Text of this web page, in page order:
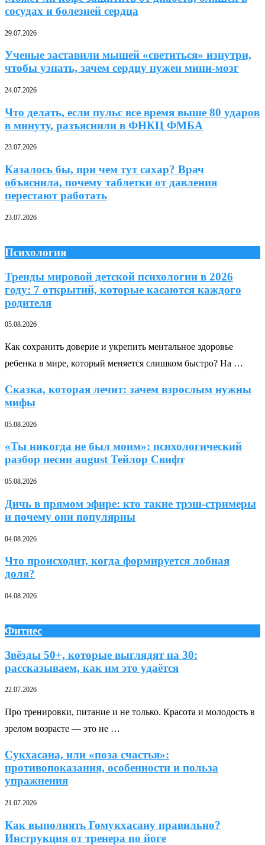
сосудах и болезней сердца
29.07.2026
Ученые заставили мышей «светиться» изнутри,
чтобы узнать, зачем сердцу нужен мини-мозг
24.07.2026
Что делать, если пульс все время выше 80 ударов
в минуту, разъяснили в ФНКЦ ФМБА
23.07.2026
Казалось бы, при чем тут сахар? Врач
объяснила, почему таблетки от давления
перестают работать
23.07.2026
Психология
Тренды мировой детской психологии в 2026
году: 7 открытий, которые касаются каждого
родителя
05.08.2026
Как сохранить доверие и укрепить ментальное здоровье
ребенка в мире, который меняется слишком быстро? На …
Сказка, которая лечит: зачем взрослым нужны
мифы
05.08.2026
«Ты никогда не был моим»: психологический
разбор песни august Тейлор Свифт
05.08.2026
Дичь в прямом эфире: кто такие трэш-стримеры
и почему они популярны
04.08.2026
Что происходит, когда формируется лобная
доля?
04.08.2026
Фитнес
Звёзды 50+, которые выглядят на 30:
рассказываем, как им это удаётся
22.07.2026
Про тренировки, питание и не только. Красота и молодость в
зрелом возрасте — это не …
Сукхасана, или «поза счастья»:
противопоказания, особенности и польза
упражнения
21.07.2026
Как выполнять Гомукхасану правильно?
Инструкция от тренера по йоге